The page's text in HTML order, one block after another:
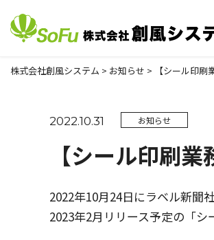
株式会社創風システム > お知らせ > 【シール印
2022.10.31 お知らせ
【シール印刷
2022年10月24日にラベル新聞
2023年2月リリース予定の「